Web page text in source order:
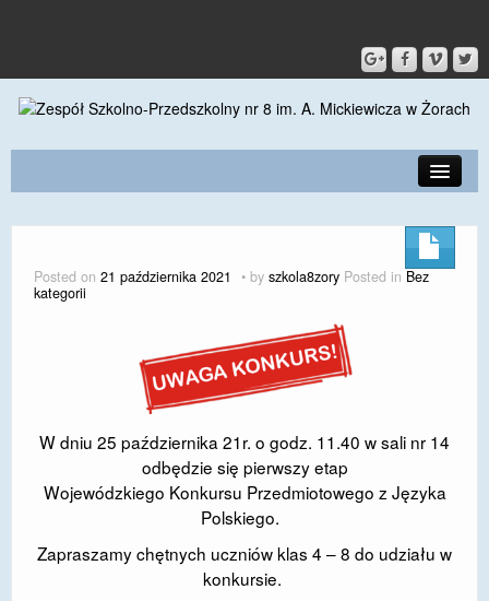
KONTAKT
DLA RODZICÓW I UCZNIÓW
DLA PRACOWNIKÓW
GALERIA
POLITYKA PRYWATNOŚCI
Posted on 21 października 2021 by szkola8zory Posted in Bez
kategorii
W dniu 25 października 21r. o godz. 11.40 w sali nr 14
odbędzie się pierwszy etap
Wojewódzkiego Konkursu Przedmiotowego z Języka
Polskiego.
Zapraszamy chętnych uczniów klas 4 – 8 do udziału w
konkursie.